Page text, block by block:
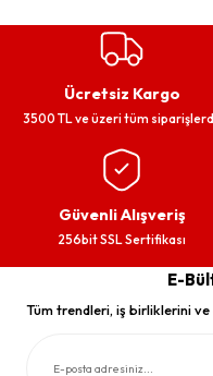
Ücretsiz Kargo
3500 TL ve üzeri tüm
Güvenli Alışveriş
256bit SSL Sertifikası
E-
Tüm trendleri, iş birliklerini